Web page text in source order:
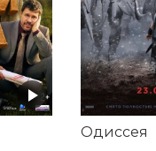
Одиссея